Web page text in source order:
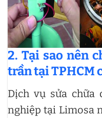
2. Tại sao nên
trần tại TPHCM
Dịch vụ sửa chữa
nghiệp tại Limosa